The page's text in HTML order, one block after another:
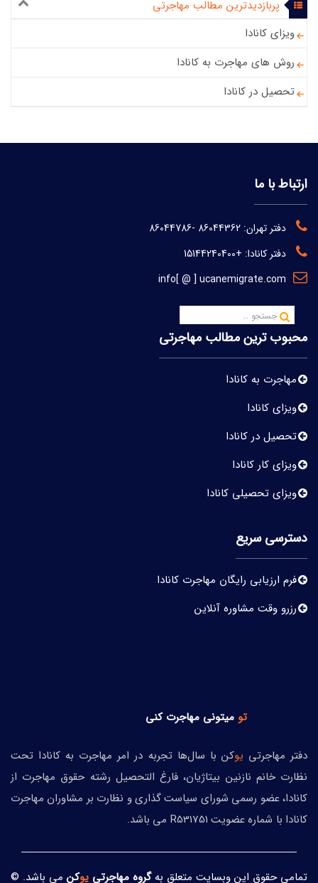
پربازدیدترین مطالب مهاجرتی
ویزای کانادا
روش های مهاجرت به کانادا
تحصیل در کانادا
ارتباط با ما
دفتر تهران: 86044362
-
86044786
دفتر کانادا: +15144240400
info[ @ ] ucanemigrate.com
محبوب ترین مطالب مهاجرتی
مهاجرت به کانادا
ویزای کانادا
تحصیل در کانادا
ویزای کار کانادا
ویزای تحصیلی کانادا
دسترسی سریع
فرم ارزیابی رایگان مهاجرت کانادا
رزرو وقت مشاوره آنلاین
تو میتونی مهاجرت کنی
دفتر مهاجرتی یوکن با سال‌ها تجربه در امر مهاجرت به کانادا تحت
نظارت خانم نازنین بیتاژیان، فارغ التحصیل رشته حقوق مهاجرت از
کانادا، عضو رسمی شورای سیاست گذاری و نظارت بر مشاوران مهاجرت
کانادا با شماره عضویت R531751 می باشد.
تمامی حقوق این وبسایت متعلق بهگروه مهاجرتی یوکن می باشد. ©